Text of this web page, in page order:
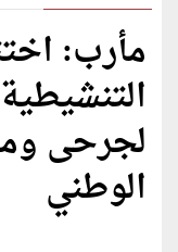
مأرب:
لجرحى
الوطني